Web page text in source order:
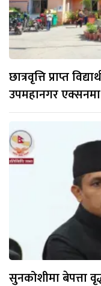
छात्रवृत्ति प्राप्त
उपमहानगर एक्सनमा
सुनकोशीमा बेपत्ता